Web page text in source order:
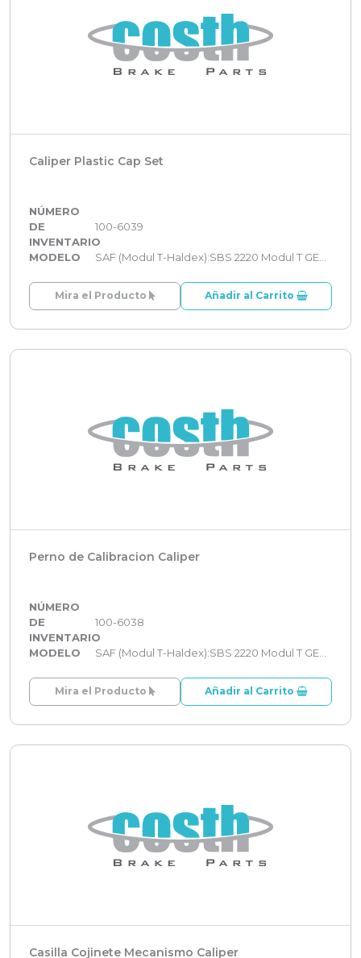
Caliper Plastic Cap Set
NÚMERO
DE
INVENTARIO
100-6039
MODELO
Mira el Producto Añadir al Carrito
Perno de Calibracion Caliper
NÚMERO
DE
INVENTARIO
100-6038
MODELO
Mira el Producto Añadir al Carrito
Casilla Cojinete Mecanismo Caliper